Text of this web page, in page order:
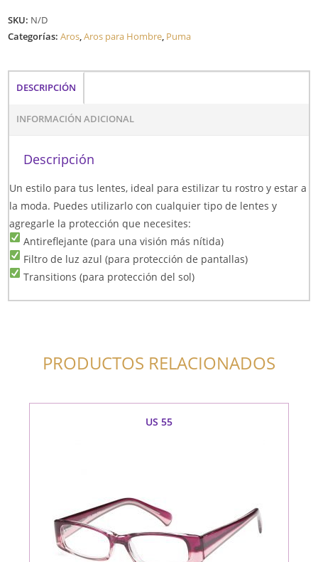
SKU: N/D
Categorías:Aros,Aros para Hombre, Puma
DESCRIPCIÓN
INFORMACIÓN ADICIONAL
Descripción
Un estilo para tus lentes, ideal para estilizar tu rostro y estar a
la moda. Puedes utilizarlo con cualquier tipo de lentes y
agregarle la protección que necesites:
Antireflejante (para una visión más nítida)
Filtro de luz azul (para protección de pantallas)
Transitions (para protección del sol)
PRODUCTOS RELACIONADOS
US 55